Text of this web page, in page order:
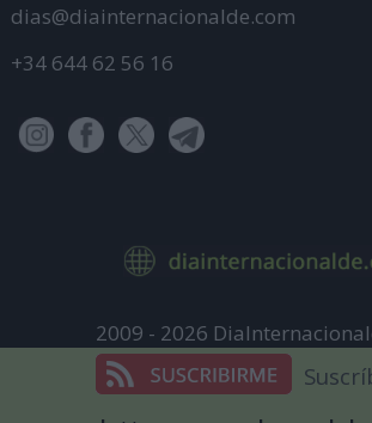
dias@diainternacionalde.com
+34 644 62 56 16
2009 - 2026
Aviso Legal